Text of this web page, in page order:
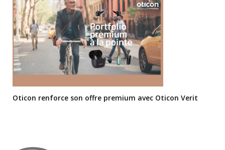
Oticon renforce son offre premium avec Oticon Verit